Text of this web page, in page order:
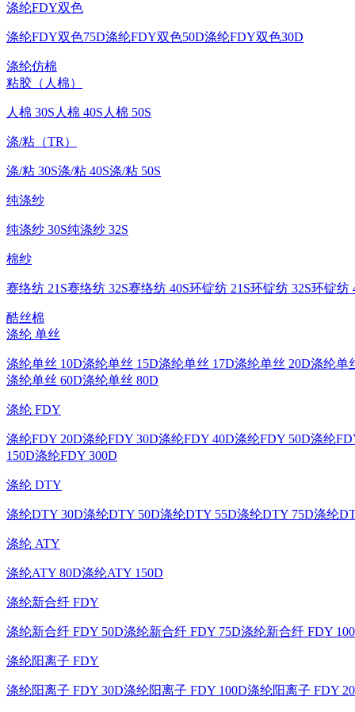
涤纶FDY双色
涤纶FDY双色75D涤纶FDY双色50D涤纶FDY双色30D
涤纶仿棉
粘胶（人棉）
人棉 30S 人棉 40S 人棉 50S
涤/粘（TR）
涤/粘 30S涤/粘 40S涤/粘 50S
纯涤纱
纯涤纱 30S纯涤纱 32S
棉纱
赛络纺 21S赛络纺 32S赛络纺 40S环锭纺 21S环锭纺 32S环锭纺
酷丝棉
涤纶 单丝
涤纶单丝 10D涤纶单丝 15D涤纶单丝 17D涤纶单丝 20D涤纶单
涤纶单丝 60D涤纶单丝 80D
涤纶 FDY
涤纶FDY 20D涤纶FDY 30D涤纶FDY 40D涤纶FDY 50D涤纶
150D涤纶FDY 300D
涤纶 DTY
涤纶DTY 30D涤纶DTY 50D涤纶DTY 55D涤纶DTY 75D涤纶
涤纶 ATY
涤纶ATY 80D涤纶ATY 150D
涤纶新合纤 FDY
涤纶新合纤 FDY 50D涤纶新合纤 FDY 75D涤纶新合纤 FDY
涤纶阳离子 FDY
涤纶阳离子 FDY 30D涤纶阳离子 FDY 100D涤纶阳离子 FDY